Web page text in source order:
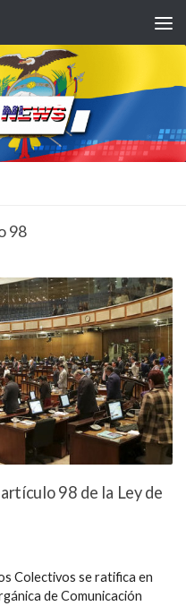
98
98 de la Ley de
Colectivos se ratifica en
de Comunicación